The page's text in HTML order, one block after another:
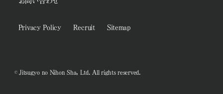
Privacy Policy Recruit Sitemap
© Jitsugyo no Nihon Sha, Ltd. All rights reserved.